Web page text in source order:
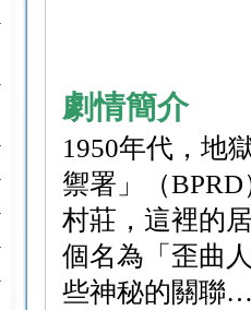
劇情簡介
1950年代，地
禦署」（
村莊，這裡的
個名為「歪曲
些神秘的關聯